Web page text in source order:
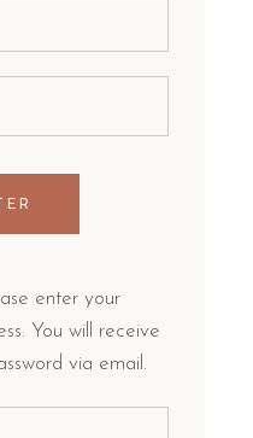
enter your
You will receive
via email.